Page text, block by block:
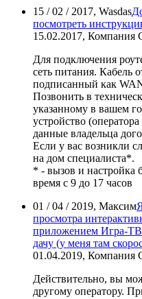
15 / 02 / 2017, Wasdas
посмотреть
15.02.2017, Компания
Для подключения
сеть питания. Кабель
подписанный как
Позвонить в
указанному в вашем
устройство
данные владельца
Если у вас возникли
на дом специалиста*.
* - вызов и настройка
время с 9 до 17 часов
01 / 04 / 2019, Максим
просмотра
приложением Игра-
дачу (у меня там
01.04.2019, Компания
Действительно, вы
другому оператору.